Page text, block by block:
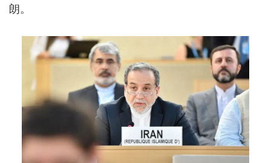
朗。